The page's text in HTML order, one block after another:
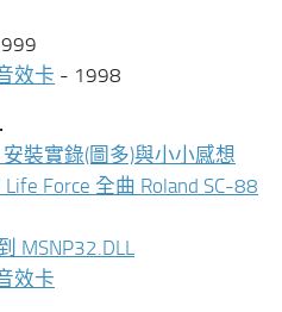
效卡 - 1998
裝實錄(圖多)與小小感想
Force 全曲 Roland SC-88
MSNP32.DLL
效卡